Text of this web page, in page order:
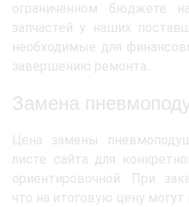
ограниченном бюджете
запчастей у наших
необходимые для
завершению ремонта.
Замена
Цена замены
листе сайта для
ориентировочной. При
что на итоговую цену могут